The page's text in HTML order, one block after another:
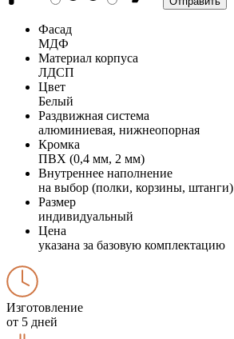
Фасад
МДФ
Материал корпуса
ЛДСП
Цвет
Белый
Раздвижная система
алюминиевая, нижнеопорная
Кромка
ПВХ (0,4 мм, 2 мм)
Внутреннее наполнение
на выбор (полки, корзины, штанги)
Размер
индивидуальный
Цена
указана за базовую комплектацию
Изготовление
от 5 дней